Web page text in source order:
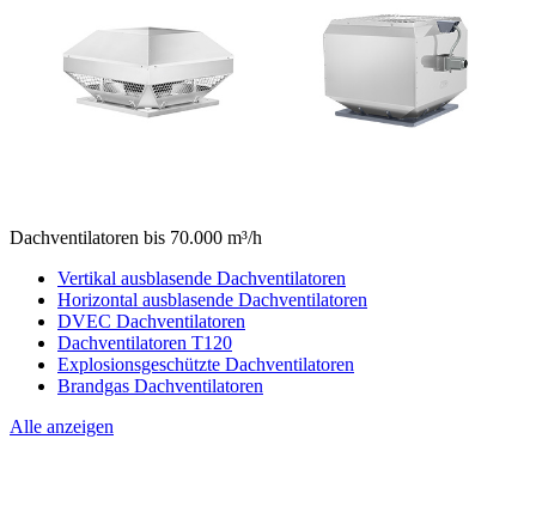
Dachventilatoren bis 70.000 m³/h
Vertikal ausblasende Dachventilatoren
Horizontal ausblasende Dachventilatoren
DVEC Dachventilatoren
Dachventilatoren T120
Explosionsgeschützte Dachventilatoren
Brandgas Dachventilatoren
Alle anzeigen